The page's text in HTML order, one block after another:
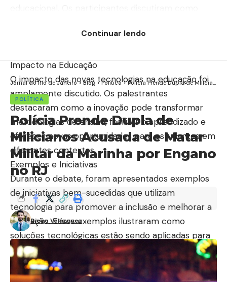
desigualdades e proporcionar acesso a recursos
Impacto na Educação
O impacto das novas tecnologias na educação foi
amplamente discutido. Os palestrantes
destacaram como a inovação pode transformar
metodologias de ensino, facilitar o aprendizado e
oferecer novas oportunidades para estudantes em
diferentes contextos.
Exemplos e Iniciativas
Durante o debate, foram apresentados exemplos
de iniciativas bem-sucedidas que utilizam
tecnologia para promover a inclusão e melhorar a
educação. Esses exemplos ilustraram como
soluções tecnológicas estão sendo aplicadas para
resolver problemas reais e beneficiar
comunidades.
Desafios Enfrentados
Continuar lendo
Jornal do Rio de Janeiro>Blog >Política>Polícia Prende Dupla de Milicianos Acusada de Matar Militar da Marinha por Engano no RJ
POLÍTICA
Polícia Prende Dupla de
Milicianos Acusada de Matar
Militar da Marinha por Engano
no RJ
Diego Velázquez